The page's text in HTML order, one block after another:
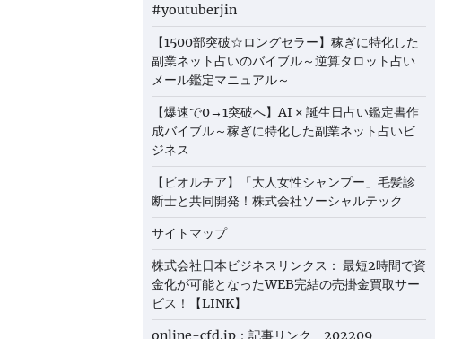
#youtuberjin
【1500部突破☆ロングセラー】稼ぎに特化した
副業ネット占いのバイブル～逆算タロット占い
メール鑑定マニュアル～
【爆速で0→1突破へ】AI × 誕生日占い鑑定書作
成バイブル～稼ぎに特化した副業ネット占いビ
ジネス
【ビオルチア】「大人女性シャンプー」毛髪診
断士と共同開発！株式会社ソーシャルテック
サイトマップ
株式会社日本ビジネスリンクス： 最短2時間で資
金化が可能となったWEB完結の売掛金買取サー
ビス！【LINK】
online-cfd.jp：記事リンク 202209